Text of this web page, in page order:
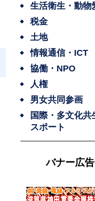
生活衛生・動物
税金
土地
情報通信・ICT
協働・NPO
人権
男女共同参画
国際・多文化共
スポート
バナー広告